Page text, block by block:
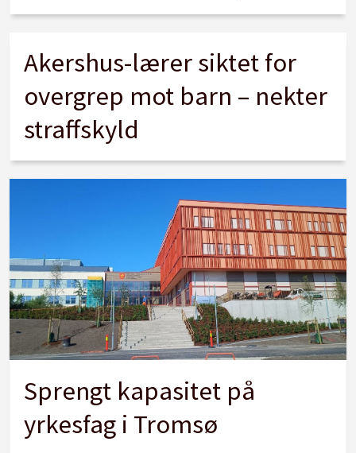
Akershus-lærer siktet for
overgrep mot barn – nekter
straffskyld
Sprengt kapasitet på
yrkesfag i Tromsø